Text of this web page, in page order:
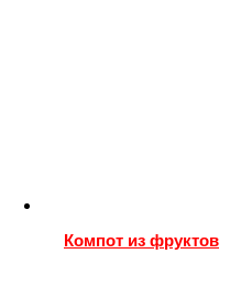
Компот из фруктов